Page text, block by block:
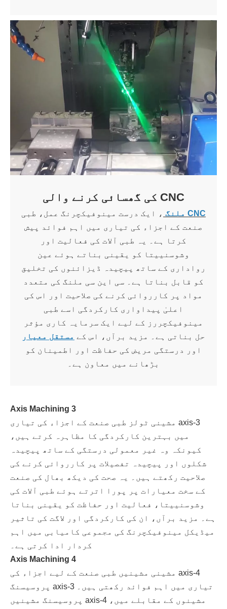
CNC کی گھسائی کرنے والی
CNC ملنگ
، ایک درست مینوفیکچرنگ عمل، طبی
صنعت کے اجزاء کی تیاری میں اہم فوائد پیش
کرتا ہے۔ یہ طبی آلات کی فعالیت اور
وشوسنییتا کو یقینی بناتے ہوئے عین
رواداری کے ساتھ پیچیدہ ڈیزائنوں کی تخلیق
کو قابل بناتا ہے۔ سی این سی ملنگ کی متعدد
مواد پر کارروائی کرنے کی صلاحیت اور اس کی
اعلیٰ پیداواری کارکردگی اسے طبی
مینوفیکچررز کے لیے ایک سرمایہ کاری مؤثر
حل بناتی ہے۔ مزید برآں، اس کے مستقل معیار
اور درستگی مریض کی حفاظت اور اطمینان کو
بڑھانے میں معاون ہے۔
3 Axis Machining
3-axis مشینی ٹولز طبی صنعت کے اجزاء کی تیاری
میں بہترین کارکردگی کا مظاہرہ کرتے ہیں،
کیونکہ وہ غیر معمولی درستگی کے ساتھ پیچیدہ
شکلوں اور پیچیدہ تفصیلات پر کارروائی کرنے کی
صلاحیت رکھتے ہیں۔ یہ صحت کی دیکھ بھال کی صنعت
کے سخت معیارات پر پورا اترتے ہوئے طبی آلات کی
وشوسنییتا، فعالیت اور حفاظت کو یقینی بناتا
ہے۔ مزید برآں، ان کی کارکردگی اور لاگت کی تاثیر
میڈیکل مینوفیکچرنگ کی مجموعی کامیابی میں اہم
کردار ادا کرتی ہے۔
4 Axis Machining
4-axis مشینی مشینیں طبی صنعت کے لیے اجزاء کی
تیاری میں اہم فوائد رکھتی ہیں۔ 3-axis پروسیسنگ
مشینوں کے مقابلے میں، 4-axis پروسیسنگ مشینیں